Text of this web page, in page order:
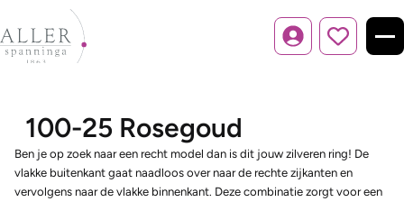
Inloggen
100-25 Rosegoud
Ben je op zoek naar een recht model dan is dit jouw zilveren ring! De
vlakke buitenkant gaat naadloos over naar de rechte zijkanten en
vervolgens naar de vlakke binnenkant. Deze combinatie zorgt voor een